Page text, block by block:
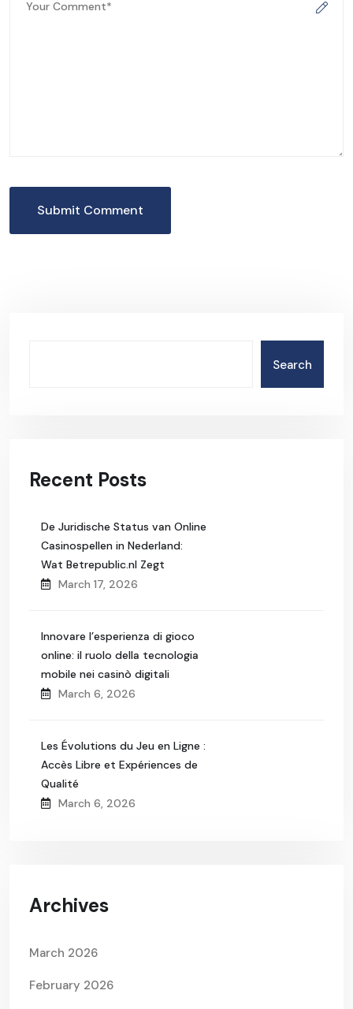
Submit Comment
Search
Recent Posts
De Juridische Status van Online
Casinospellen in Nederland:
Wat Betrepublic.nl Zegt
March 17, 2026
Innovare l’esperienza di gioco
online: il ruolo della tecnologia
mobile nei casinò digitali
March 6, 2026
Les Évolutions du Jeu en Ligne :
Accès Libre et Expériences de
Qualité
March 6, 2026
Archives
March 2026
February 2026